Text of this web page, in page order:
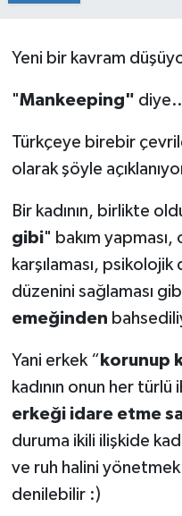
Yeni bir kavram
"Mankeeping"
Türkçeye birebir
olarak şöyle
Bir kadının, birlikte
gibi" bakım yapması,
karşılaması,
düzenini sağlaması
emeğinden
Yani erkek “ korunup
kadının onun her türlü
erkeği idare etme
duruma ikili ilişkide
ve ruh halini yönetmek
denilebilir :)
Spor